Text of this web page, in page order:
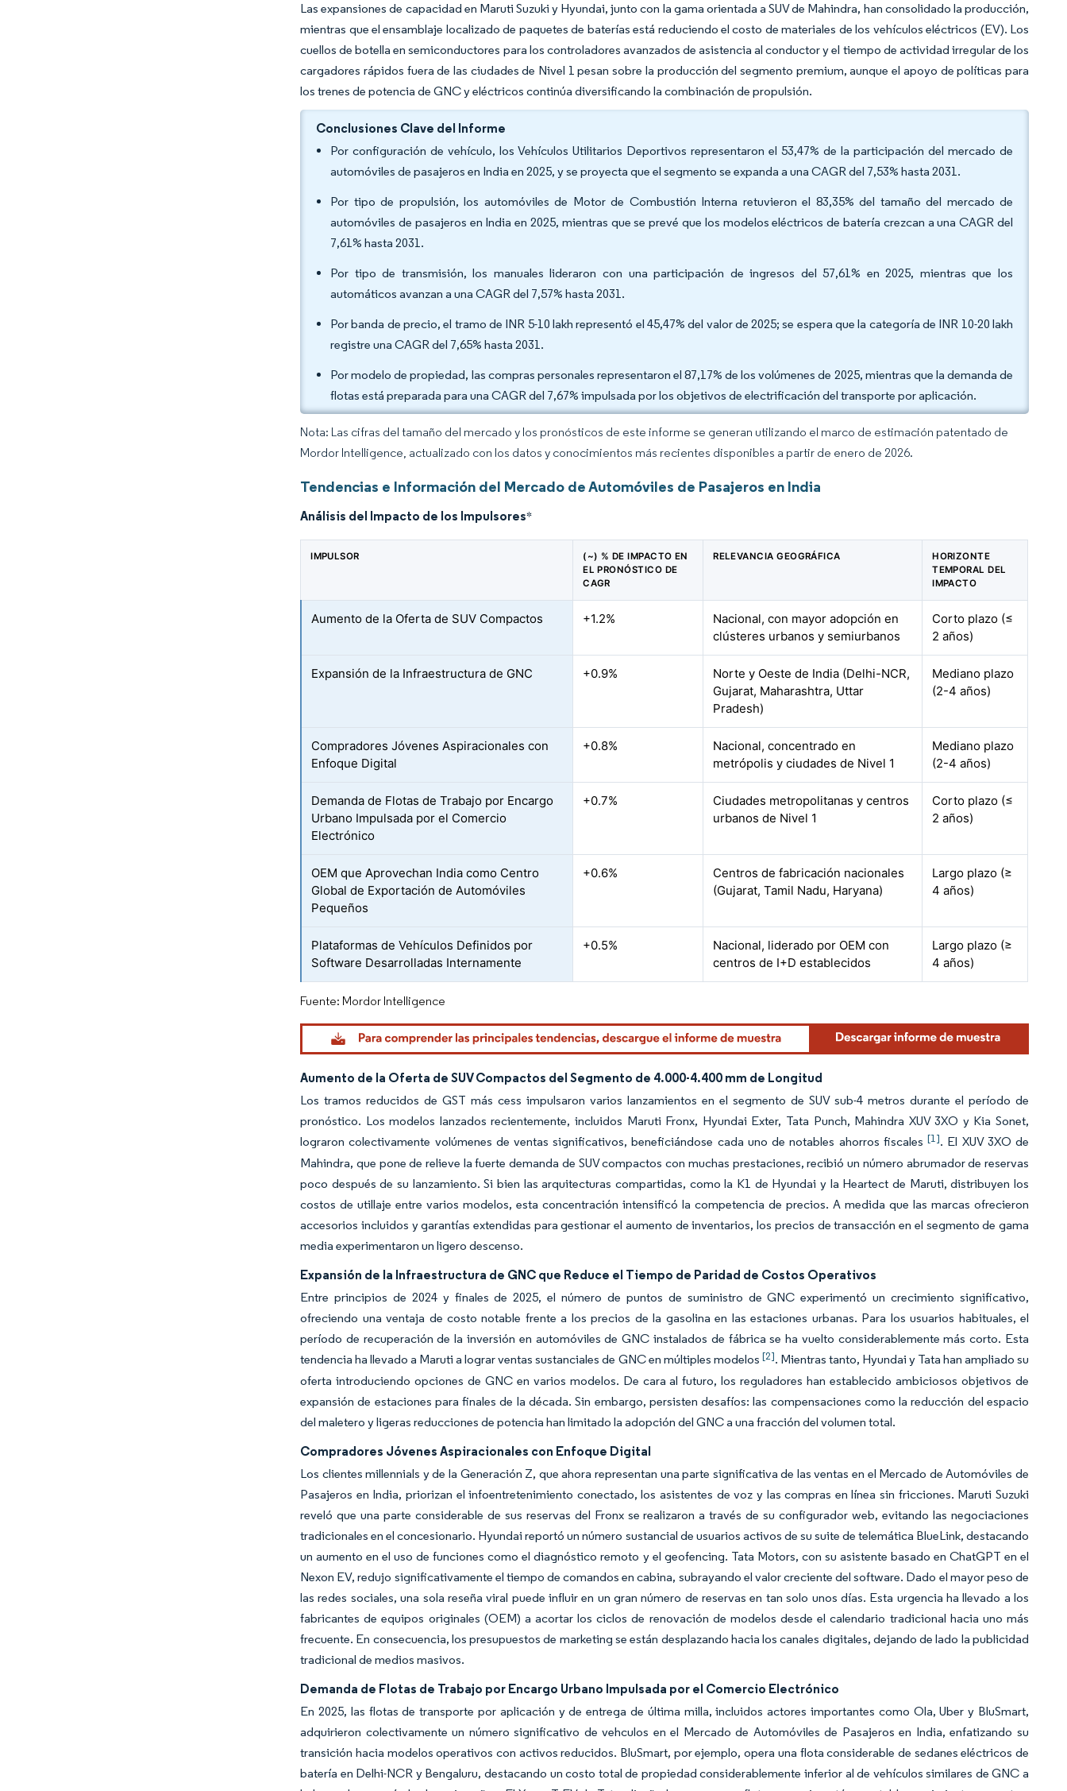
Las expansiones de capacidad en Maruti Suzuki y Hyundai, junto con la gama orientada a SUV de Mahindra, han consolidado la producción,
mientras que el ensamblaje localizado de paquetes de baterías está reduciendo el costo de materiales de los vehículos eléctricos (EV). Los
cuellos de botella en semiconductores para los controladores avanzados de asistencia al conductor y el tiempo de actividad irregular de los
cargadores rápidos fuera de las ciudades de Nivel 1 pesan sobre la producción del segmento premium, aunque el apoyo de políticas para
los trenes de potencia de GNC y eléctricos continúa diversificando la combinación de propulsión.
Conclusiones Clave del Informe
Por configuración de vehículo, los Vehículos Utilitarios Deportivos representaron el 53,47% de la participación del mercado de
automóviles de pasajeros en India en 2025, y se proyecta que el segmento se expanda a una CAGR del 7,53% hasta 2031.
Por tipo de propulsión, los automóviles de Motor de Combustión Interna retuvieron el 83,35% del tamaño del mercado de
automóviles de pasajeros en India en 2025, mientras que se prevé que los modelos eléctricos de batería crezcan a una CAGR del
7,61% hasta 2031.
Por tipo de transmisión, los manuales lideraron con una participación de ingresos del 57,61% en 2025, mientras que los
automáticos avanzan a una CAGR del 7,57% hasta 2031.
Por banda de precio, el tramo de INR 5-10 lakh representó el 45,47% del valor de 2025; se espera que la categoría de INR 10-20 lakh
registre una CAGR del 7,65% hasta 2031.
Por modelo de propiedad, las compras personales representaron el 87,17% de los volúmenes de 2025, mientras que la demanda de
flotas está preparada para una CAGR del 7,67% impulsada por los objetivos de electrificación del transporte por aplicación.
Nota: Las cifras del tamaño del mercado y los pronósticos de este informe se generan utilizando el marco de estimación patentado de
Mordor Intelligence, actualizado con los datos y conocimientos más recientes disponibles a partir de enero de 2026.
Tendencias e Información del Mercado de Automóviles de Pasajeros en India
Análisis del Impacto de los Impulsores*
IMPULSOR
(~) % DE IMPACTO EN
EL PRONÓSTICO DE
CAGR
RELEVANCIA GEOGRÁFICA
HORIZONTE
TEMPORAL DEL
IMPACTO
Aumento de la Oferta de SUV Compactos +1.2%
Nacional, con mayor adopción en
clústeres urbanos y semiurbanos
Corto plazo (≤
2 años)
Expansión de la Infraestructura de GNC +0.9%
Norte y Oeste de India (Delhi-NCR,
Gujarat, Maharashtra, Uttar
Pradesh)
Mediano plazo
(2-4 años)
Compradores Jóvenes Aspiracionales con
Enfoque Digital
+0.8%
Nacional, concentrado en
metrópolis y ciudades de Nivel 1
Mediano plazo
(2-4 años)
Demanda de Flotas de Trabajo por Encargo
Urbano Impulsada por el Comercio
Electrónico
+0.7%
Ciudades metropolitanas y centros
urbanos de Nivel 1
Corto plazo (≤
2 años)
OEM que Aprovechan India como Centro
Global de Exportación de Automóviles
Pequeños
+0.6%
Centros de fabricación nacionales
(Gujarat, Tamil Nadu, Haryana)
Largo plazo (≥
4 años)
Plataformas de Vehículos Definidos por
Software Desarrolladas Internamente
+0.5%
Nacional, liderado por OEM con
centros de I+D establecidos
Largo plazo (≥
4 años)
Fuente: Mordor Intelligence
Aumento de la Oferta de SUV Compactos del Segmento de 4.000-4.400 mm de Longitud
Los tramos reducidos de GST más cess impulsaron varios lanzamientos en el segmento de SUV sub-4 metros durante el período de
pronóstico. Los modelos lanzados recientemente, incluidos Maruti Fronx, Hyundai Exter, Tata Punch, Mahindra XUV 3XO y Kia Sonet,
lograron colectivamente volúmenes de ventas significativos, beneficiándose cada uno de notables ahorros fiscales[1]. El XUV 3XO de
Mahindra, que pone de relieve la fuerte demanda de SUV compactos con muchas prestaciones, recibió un número abrumador de reservas
poco después de su lanzamiento. Si bien las arquitecturas compartidas, como la K1 de Hyundai y la Heartect de Maruti, distribuyen los
costos de utillaje entre varios modelos, esta concentración intensificó la competencia de precios. A medida que las marcas ofrecieron
accesorios incluidos y garantías extendidas para gestionar el aumento de inventarios, los precios de transacción en el segmento de gama
media experimentaron un ligero descenso.
Expansión de la Infraestructura de GNC que Reduce el Tiempo de Paridad de Costos Operativos
Entre principios de 2024 y finales de 2025, el número de puntos de suministro de GNC experimentó un crecimiento significativo,
ofreciendo una ventaja de costo notable frente a los precios de la gasolina en las estaciones urbanas. Para los usuarios habituales, el
período de recuperación de la inversión en automóviles de GNC instalados de fábrica se ha vuelto considerablemente más corto. Esta
tendencia ha llevado a Maruti a lograr ventas sustanciales de GNC en múltiples modelos [2]. Mientras tanto, Hyundai y Tata han ampliado su
oferta introduciendo opciones de GNC en varios modelos. De cara al futuro, los reguladores han establecido ambiciosos objetivos de
expansión de estaciones para finales de la década. Sin embargo, persisten desafíos: las compensaciones como la reducción del espacio
del maletero y ligeras reducciones de potencia han limitado la adopción del GNC a una fracción del volumen total.
Compradores Jóvenes Aspiracionales con Enfoque Digital
Los clientes millennials y de la Generación Z, que ahora representan una parte significativa de las ventas en el Mercado de Automóviles de
Pasajeros en India, priorizan el infoentretenimiento conectado, los asistentes de voz y las compras en línea sin fricciones. Maruti Suzuki
reveló que una parte considerable de sus reservas del Fronx se realizaron a través de su configurador web, evitando las negociaciones
tradicionales en el concesionario. Hyundai reportó un número sustancial de usuarios activos de su suite de telemática BlueLink, destacando
un aumento en el uso de funciones como el diagnóstico remoto y el geofencing. Tata Motors, con su asistente basado en ChatGPT en el
Nexon EV, redujo significativamente el tiempo de comandos en cabina, subrayando el valor creciente del software. Dado el mayor peso de
las redes sociales, una sola reseña viral puede influir en un gran número de reservas en tan solo unos días. Esta urgencia ha llevado a los
fabricantes de equipos originales (OEM) a acortar los ciclos de renovación de modelos desde el calendario tradicional hacia uno más
frecuente. En consecuencia, los presupuestos de marketing se están desplazando hacia los canales digitales, dejando de lado la publicidad
tradicional de medios masivos.
Demanda de Flotas de Trabajo por Encargo Urbano Impulsada por el Comercio Electrónico
En 2025, las flotas de transporte por aplicación y de entrega de última milla, incluidos actores importantes como Ola, Uber y BluSmart,
adquirieron colectivamente un número significativo de vehculos en el Mercado de Automóviles de Pasajeros en India, enfatizando su
transición hacia modelos operativos con activos reducidos. BluSmart, por ejemplo, opera una flota considerable de sedanes eléctricos de
batería en Delhi-NCR y Bengaluru, destacando un costo total de propiedad considerablemente inferior al de vehículos similares de GNC a